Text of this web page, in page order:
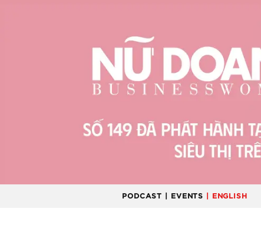
PODCAST | EVENTS | ENGLISH